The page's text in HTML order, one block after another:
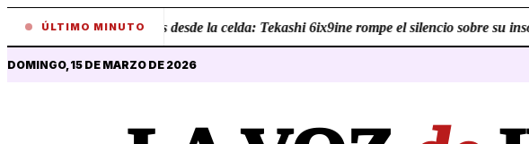
ÚLTIMO MINUTO
• Revelaciones desde la celda: Tekashi 6ix9ine rompe el silencio sobre su
DOMINGO, 15 DE MARZO DE 2026